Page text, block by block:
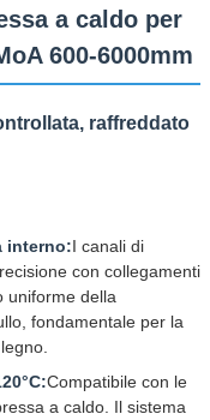
a caldo per
600-6000mm
raffreddato
interno:I canali di
con collegamenti
uniforme della
fondamentale per la
Compatibile con le
a caldo. Il sistema